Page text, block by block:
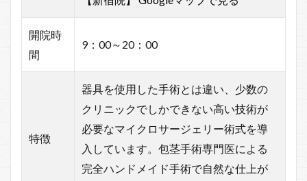
開院時
間
9：00～20：00
特徴
器具を使用した手術とは違い、少数の
クリニックでしかできない高い技術が
必要なマイクロサージェリー術式を導
入しています。包茎手術専門医による
完全ハンドメイド手術で自然な仕上が